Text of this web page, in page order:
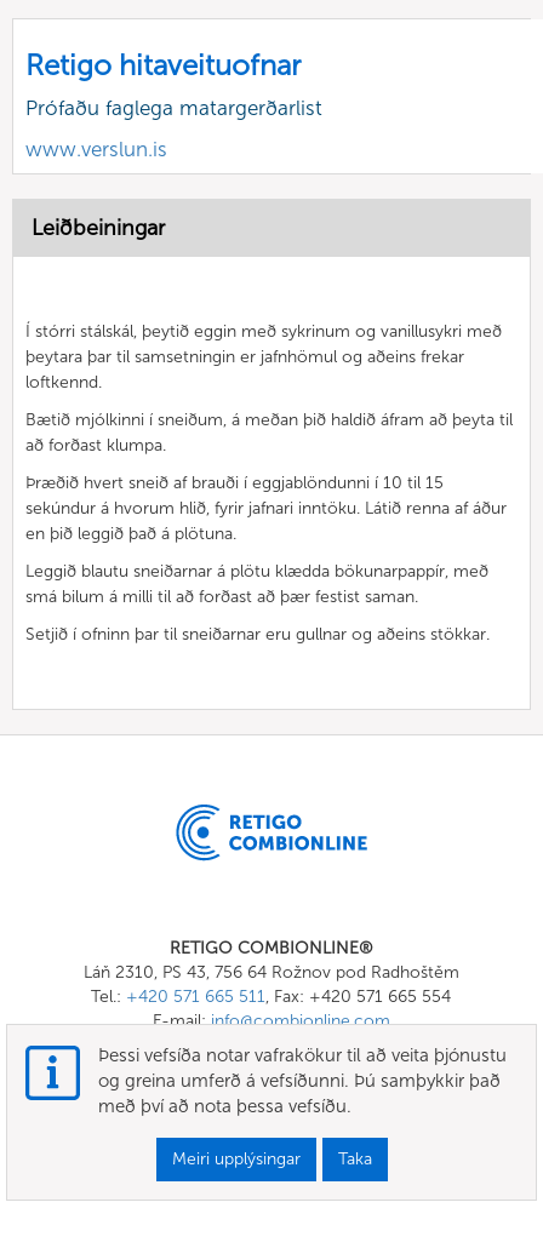
Retigo hitaveituofnar
Prófaðu faglega matargerðarlist
www.verslun.is
Leiðbeiningar
Í stórri stálskál, þeytið eggin með sykrinum og vanillusykri með
þeytara þar til samsetningin er jafnhömul og aðeins frekar
loftkennd.
Bætið mjólkinni í sneiðum, á meðan þið haldið áfram að þeyta til
að forðast klumpa.
Þræðið hvert sneið af brauði í eggjablöndunni í 10 til 15
sekúndur á hvorum hlið, fyrir jafnari inntöku. Látið renna af áður
en þið leggið það á plötuna.
Leggið blautu sneiðarnar á plötu klædda bökunarpappír, með
smá bilum á milli til að forðast að þær festist saman.
Setjið í ofninn þar til sneiðarnar eru gullnar og aðeins stökkar.
RETIGO COMBIONLINE®
Láň 2310, PS 43, 756 64 Rožnov pod Radhoštěm
Tel.: +420 571 665 511, Fax: +420 571 665 554
E-mail:info@combionline.com
OnlineMenu
SKILMÁLAR OG SKILYRÐI
Þessi vefsíða notar vafrakökur til að veita þjónustu
og greina umferð á vefsíðunni. Þú samþykkir það
með því að nota þessa vefsíðu.
Meiri upplýsingar Taka